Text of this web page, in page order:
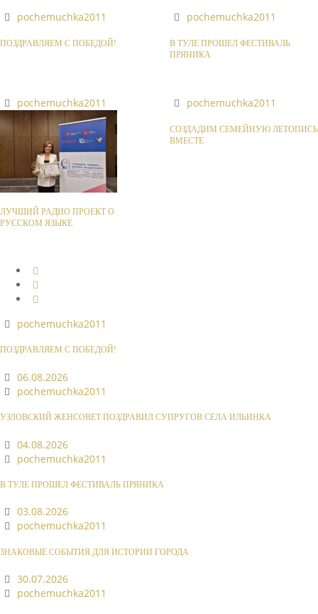
pochemuchka2011
ПОЗДРАВЛЯЕМ С ПОБЕДОЙ!
pochemuchka2011
В ТУЛЕ ПРОШЕЛ ФЕСТИВАЛЬ
ПРЯНИКА
pochemuchka2011
ЛУЧШИЙ РАДИО ПРОЕКТ О
РУССКОМ ЯЗЫКЕ
pochemuchka2011
СОЗДАДИМ СЕМЕЙНУЮ ЛЕТОПИСЬ
ВМЕСТЕ
pochemuchka2011
ПОЗДРАВЛЯЕМ С ПОБЕДОЙ!
06.08.2026
pochemuchka2011
УЗЛОВСКИЙ ЖЕНСОВЕТ ПОЗДРАВИЛ СУПРУГОВ СЕЛА ИЛЬИНКА
04.08.2026
pochemuchka2011
В ТУЛЕ ПРОШЕЛ ФЕСТИВАЛЬ ПРЯНИКА
03.08.2026
pochemuchka2011
ЗНАКОВЫЕ СОБЫТИЯ ДЛЯ ИСТОРИИ ГОРОДА
30.07.2026
pochemuchka2011